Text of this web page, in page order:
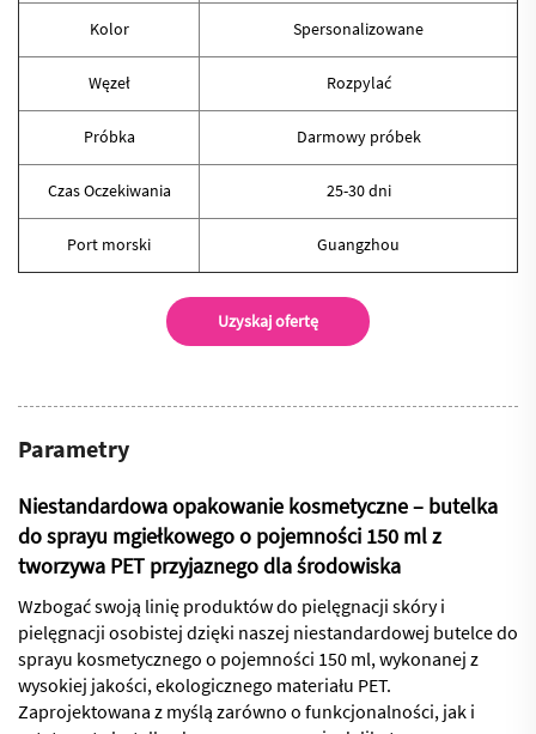
Kolor Spersonalizowane
Węzeł Rozpylać
Próbka Darmowy próbek
Czas Oczekiwania 25-30 dni
Port morski Guangzhou
Uzyskaj ofertę
Parametry
Niestandardowa opakowanie kosmetyczne – butelka
do sprayu mgiełkowego o pojemności 150 ml z
tworzywa PET przyjaznego dla środowiska
Wzbogać swoją linię produktów do pielęgnacji skóry i
pielęgnacji osobistej dzięki naszej niestandardowej butelce do
sprayu kosmetycznego o pojemności 150 ml, wykonanej z
wysokiej jakości, ekologicznego materiału PET.
Zaprojektowana z myślą zarówno o funkcjonalności, jak i